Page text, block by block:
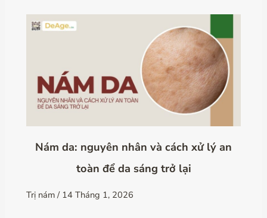
Nám da: nguyên nhân và cách xử lý an
toàn để da sáng trở lại
Trị nám/ 14 Tháng 1, 2026